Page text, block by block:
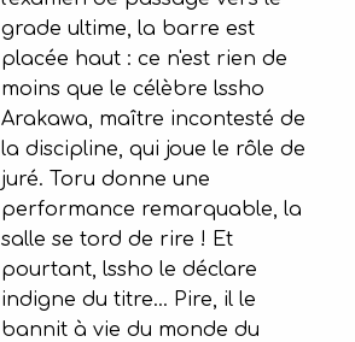
grade ultime, la barre est
placée haut : ce n'est rien de
moins que le célèbre lssho
Arakawa, maître incontesté de
la discipline, qui joue le rôle de
juré. Toru donne une
performance remarquable, la
salle se tord de rire ! Et
pourtant, lssho le déclare
indigne du titre... Pire, il le
bannit à vie du monde du